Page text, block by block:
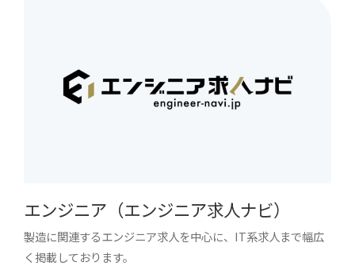
エンジニア（エンジニア求人ナビ）
製造に関連するエンジニア求人を中心に、IT系求人まで幅広
く掲載しております。